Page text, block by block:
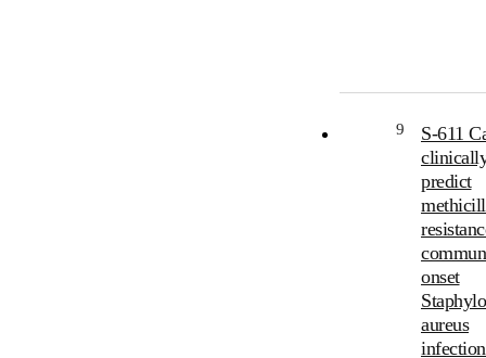
9
S-611
predict
onset
aureus